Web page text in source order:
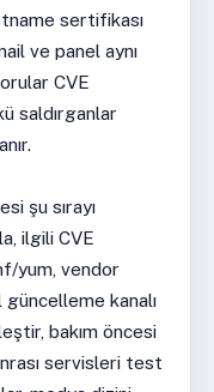
sertifikası
ve panel aynı
CVE
saldırganlar
şu sırayı
ilgili CVE
yum, vendor
kanalı
bakım öncesi
servisleri test